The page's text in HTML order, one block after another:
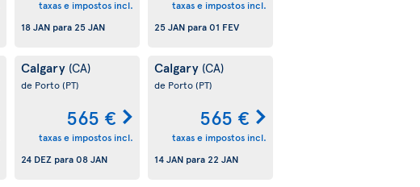
taxas e impostos incl.
18 JANpara25 JAN
taxas e impostos incl.
25 JANpara01 FEV
Calgary (CA)
de Porto(PT)
565 €
taxas e impostos incl.
24 DEZpara08 JAN
Calgary (CA)
de Porto(PT)
565 €
taxas e impostos incl.
14 JANpara22 JAN